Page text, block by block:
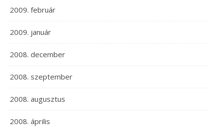
2009. február
2009. január
2008. december
2008. szeptember
2008. augusztus
2008. április